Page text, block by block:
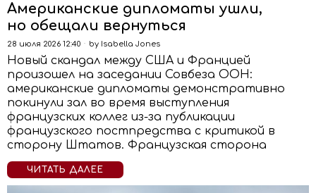
Американские дипломаты ушли,
но обещали вернуться
28 июля 2026 12:40 by Isabella Jones
Новый скандал между США и Францией
произошел на заседании Совбеза ООН:
американские дипломаты демонстративно
покинули зал во время выступления
французских коллег из-за публикации
французского постпредства с критикой в
сторону Штатов. Французская сторона
ЧИТАТЬ ДАЛЕЕ